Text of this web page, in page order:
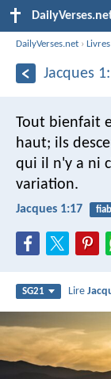
DailyVerses.net ›
Jacques
Tout bienfait
haut; ils
qui il n'y a ni
variation.
Jacques 1:17
SG21 Lire